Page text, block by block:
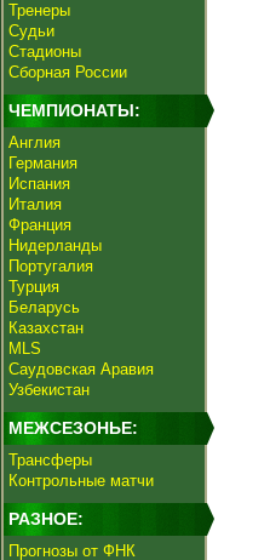
Тренеры
Судьи
Стадионы
Сборная России
ЧЕМПИОНАТЫ:
Англия
Германия
Испания
Италия
Франция
Нидерланды
Португалия
Турция
Беларусь
Казахстан
MLS
Саудовская Аравия
Узбекистан
МЕЖСЕЗОНЬЕ:
Трансферы
Контрольные матчи
РАЗНОЕ:
Прогнозы от ФНК